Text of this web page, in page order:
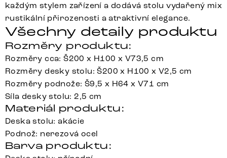
každým stylem zařízení a dodává stolu vydařený mix
rustikální přirozenosti a atraktivní elegance.
Všechny detaily produktu
Rozměry produktu:
Rozměry cca: Š200 x H100 x V73,5 cm
Rozměry desky stolu: Š200 x H100 x V2,5 cm
Rozměry podnože: Š9,5 x H64 x V71 cm
Síla desky stolu: 2,5 cm
Materiál produktu:
Deska stolu: akácie
Podnož: nerezová ocel
Barva produktu: